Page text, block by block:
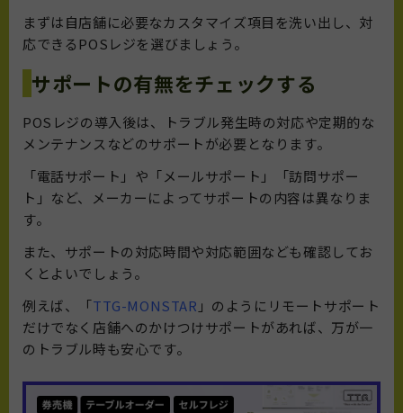
まずは自店舗に必要なカスタマイズ項目を洗い出し、対
応できるPOSレジを選びましょう。
サポートの有無をチェックする
POSレジの導入後は、トラブル発生時の対応や定期的な
メンテナンスなどのサポートが必要となります。
「電話サポート」や「メールサポート」「訪問サポー
ト」など、メーカーによってサポートの内容は異なりま
す。
また、サポートの対応時間や対応範囲なども確認してお
くとよいでしょう。
例えば、「TTG-MONSTAR 」のようにリモートサポート
だけでなく店舗へのかけつけサポートがあれば、万が一
のトラブル時も安心です。